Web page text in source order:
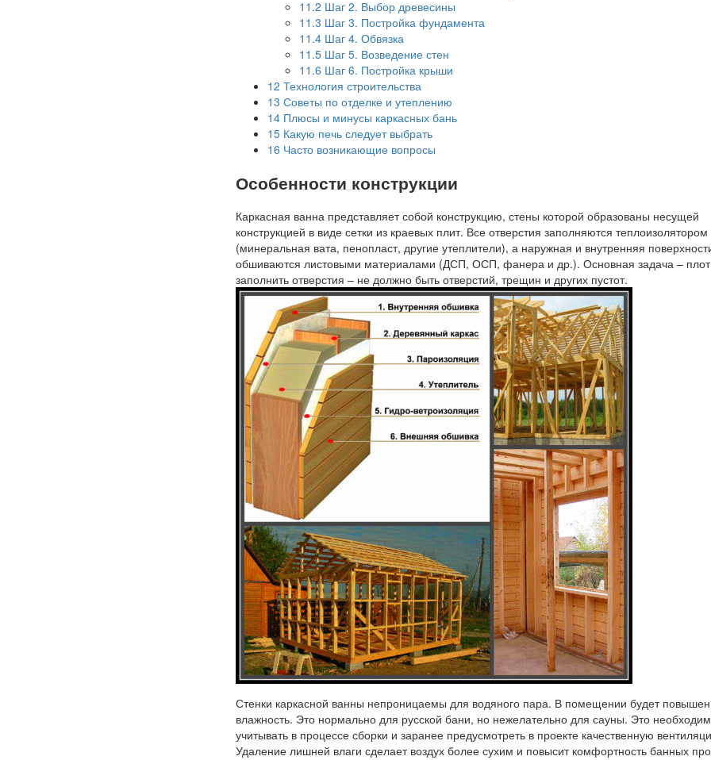
11.2 Шаг 2. Выбор древесины
11.3 Шаг 3. Постройка фундамента
11.4 Шаг 4. Обвязка
11.5 Шаг 5. Возведение стен
11.6 Шаг 6. Постройка крыши
12 Технология строительства
13 Советы по отделке и утеплению
14 Плюсы и минусы каркасных бань
15 Какую печь следует выбрать
16 Часто возникающие вопросы
Особенности конструкции
Каркасная ванна представляет собой конструкцию, стены которой образованы несущей
конструкцией в виде сетки из краевых плит. Все отверстия заполняются теплоизолятором
(минеральная вата, пенопласт, другие утеплители), а наружная и внутренняя
обшиваются листовыми материалами (ДСП, ОСП, фанера и др.). Основная задача –
заполнить отверстия – не должно быть отверстий, трещин и других пустот.
Стенки каркасной ванны непроницаемы для водяного пара. В помещении будет
влажность. Это нормально для русской бани, но нежелательно для сауны. Это
учитывать в процессе сборки и заранее предусмотреть в проекте качественную
Удаление лишней влаги сделает воздух более сухим и повысит комфортность банных